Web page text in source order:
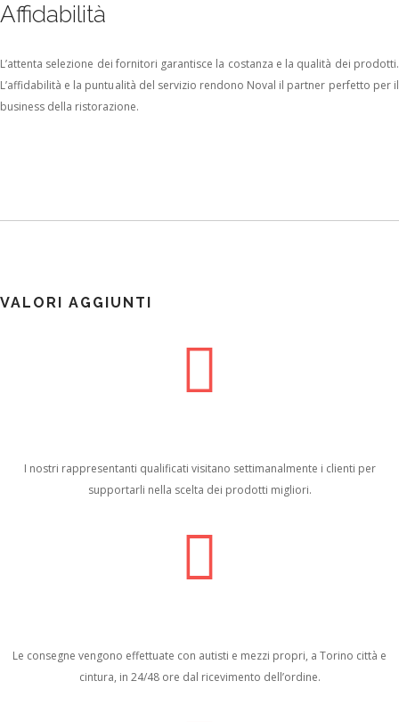
Affidabilità
L’attenta selezione dei fornitori garantisce la costanza e la qualità dei prodotti.
L’affidabilità e la puntualità del servizio rendono Noval il partner perfetto per il
business della ristorazione.
VALORI AGGIUNTI
I nostri rappresentanti qualificati visitano settimanalmente i clienti per
supportarli nella scelta dei prodotti migliori.
Le consegne vengono effettuate con autisti e mezzi propri, a Torino città e
cintura, in 24/48 ore dal ricevimento dell’ordine.